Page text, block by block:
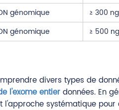
génomique ≥ 300 ng
génomique ≥ 500 ng
divers types de
l'exome entierdonnées. En
systématique